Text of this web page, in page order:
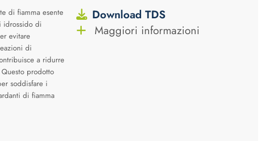
di fiamma esente
idrossido di
evitare
di
a ridurre
prodotto
soddisfare i
di fiamma
Download TDS
Maggiori informazioni